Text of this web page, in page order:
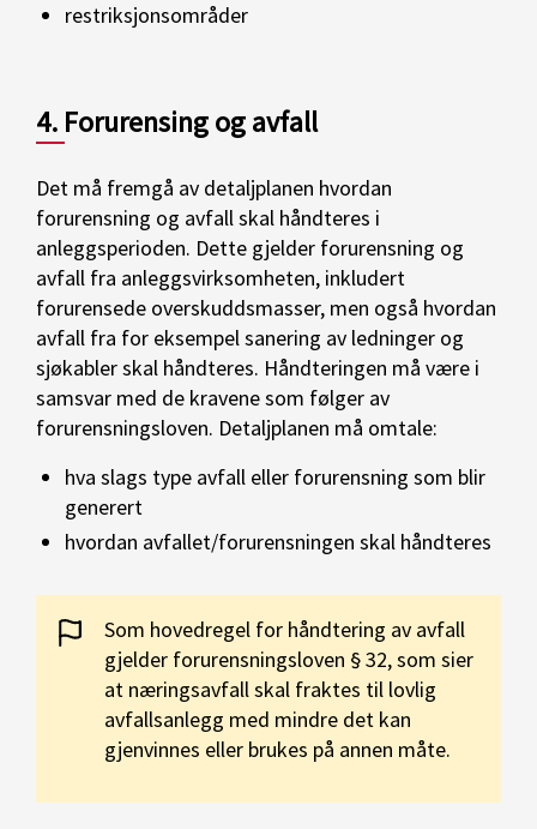
restriksjonsområder
4. Forurensing og avfall
Det må fremgå av detaljplanen hvordan
forurensning og avfall skal håndteres i
anleggsperioden. Dette gjelder forurensning og
avfall fra anleggsvirksomheten, inkludert
forurensede overskuddsmasser, men også hvordan
avfall fra for eksempel sanering av ledninger og
sjøkabler skal håndteres. Håndteringen må være i
samsvar med de kravene som følger av
forurensningsloven. Detaljplanen må omtale:
hva slags type avfall eller forurensning som blir
generert
hvordan avfallet/forurensningen skal håndteres
Som hovedregel for håndtering av avfall
gjelder forurensningsloven § 32, som sier
at næringsavfall skal fraktes til lovlig
avfallsanlegg med mindre det kan
gjenvinnes eller brukes på annen måte.